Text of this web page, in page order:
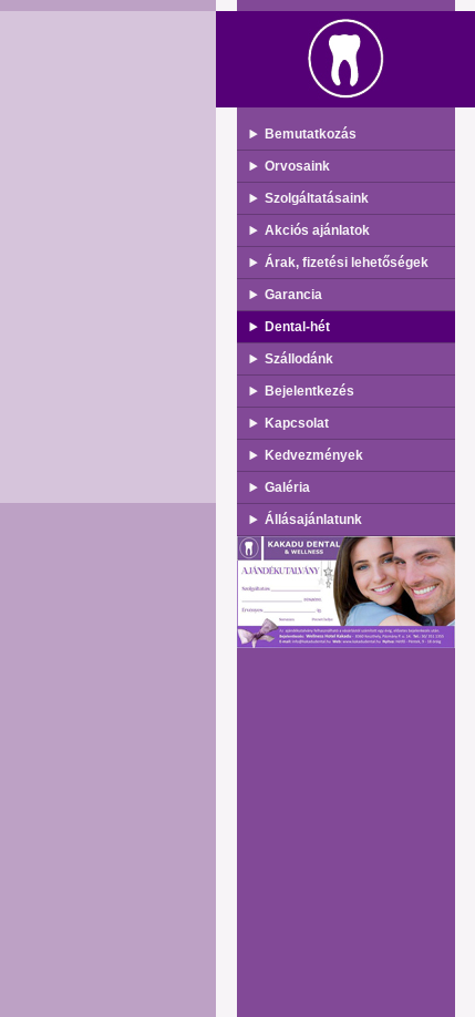
Bemutatkozás
Orvosaink
Szolgáltatásaink
Akciós ajánlatok
Árak, fizetési lehetőségek
Garancia
Dental-hét
Szállodánk
Bejelentkezés
Kapcsolat
Kedvezmények
Galéria
Állásajánlatunk